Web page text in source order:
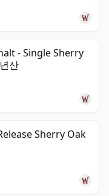
- Single Sherry
산
Sherry Oak